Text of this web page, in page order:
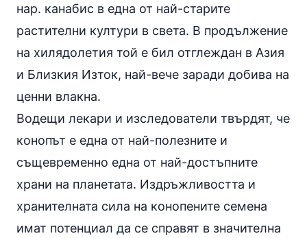
нар. канабис в една от най-старите
растителни култури в света. В продължение
на хилядолетия той е бил отглеждан в Азия
и Близкия Изток, най-вече заради добива на
ценни влакна.
Водещи лекари и изследователи твърдят, че
конопът е една от най-полезните и
същевременно една от най-достъпните
храни на планетата. Издръжливостта и
хранителната сила на конопените семена
имат потенциал да се справят в значителна